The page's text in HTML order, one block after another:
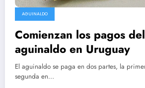
AGUINALDO
Comienzan los pagos
aguinaldo en Uruguay
El aguinaldo se paga en dos partes, la
segunda en…